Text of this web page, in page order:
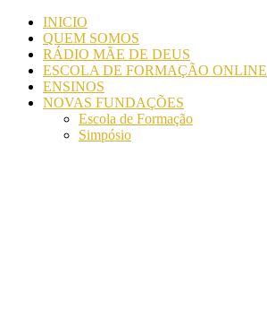
INICIO
QUEM SOMOS
RÁDIO MÃE DE DEUS
ESCOLA DE FORMAÇÃO ONLINE
ENSINOS
NOVAS FUNDAÇÕES
Escola de Formação
Simpósio